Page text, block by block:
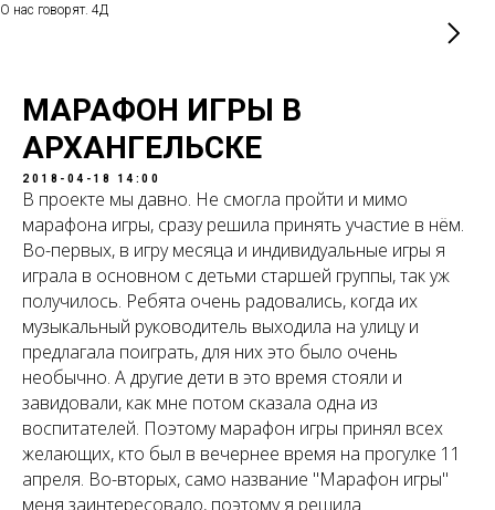
О нас говорят. 4Д
МАРАФОН ИГРЫ В
АРХАНГЕЛЬСКЕ
2018-04-18 14:00
В проекте мы давно. Не смогла пройти и мимо
марафона игры, сразу решила принять участие в нём.
Во-первых, в игру месяца и индивидуальные игры я
играла в основном с детьми старшей группы, так уж
получилось. Ребята очень радовались, когда их
музыкальный руководитель выходила на улицу и
предлагала поиграть, для них это было очень
необычно. А другие дети в это время стояли и
завидовали, как мне потом сказала одна из
воспитателей. Поэтому марафон игры принял всех
желающих, кто был в вечернее время на прогулке 11
апреля. Во-вторых, само название "Марафон игры"
меня заинтересовало, поэтому я решила